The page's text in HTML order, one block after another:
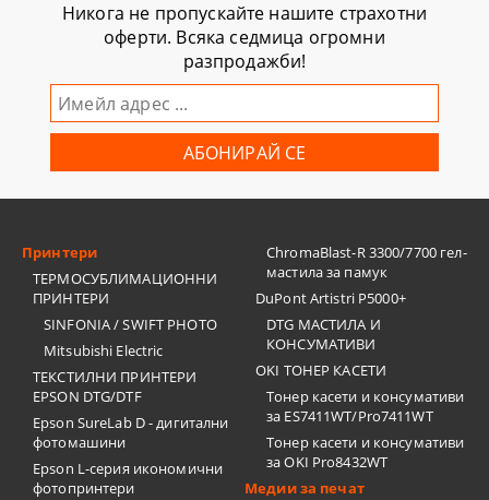
Никога не пропускайте нашите страхотни
оферти. Всяка седмица огромни
разпродажби!
Принтери
ТЕРМОСУБЛИМАЦИОННИ
ПРИНТЕРИ
SINFONIA / SWIFT PHOTO
Mitsubishi Electric
ТЕКСТИЛНИ ПРИНТЕРИ
EPSON DTG/DTF
Epson SureLab D - дигитални
фотомашини
Epson L-серия икономични
фотопринтери
ChromaBlast-R 3300/7700 гел-
мастила за памук
DuPont Artistri P5000+
DTG МАСТИЛА И
КОНСУМАТИВИ
OKI ТОНЕР КАСЕТИ
Тонер касети и консумативи
за ES7411WT/Pro7411WT
Тонер касети и консумативи
за OKI Pro8432WT
Медии за печат